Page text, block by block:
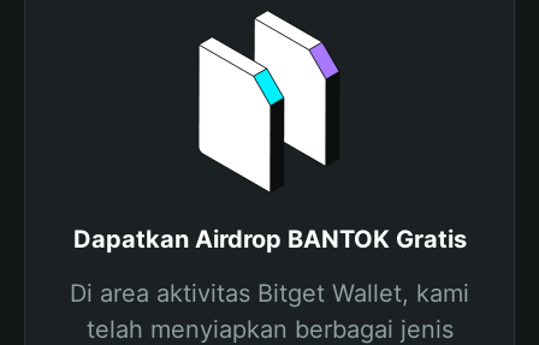
Dapatkan Airdrop BANTOK Gratis
Di area aktivitas Bitget Wallet, kami
telah menyiapkan berbagai jenis